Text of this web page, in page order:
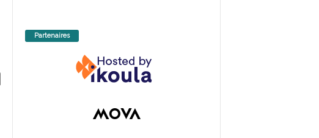
Partenaires